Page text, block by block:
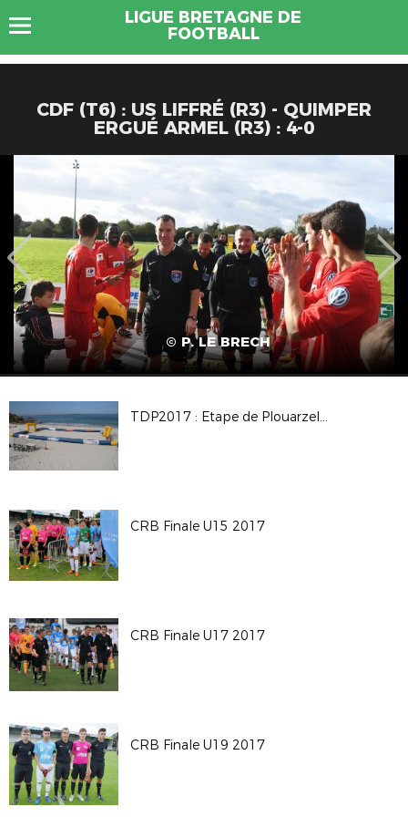
LIGUE BRETAGNE DE
FOOTBALL
CDF (T6) : US LIFFRÉ (R3) - QUIMPER
ERGUÉ ARMEL (R3) : 4-0
© P. LE BRECH
TDP2017 : Etape de Plouarzel en images !
CRB Finale U15 2017
CRB Finale U17 2017
CRB Finale U19 2017